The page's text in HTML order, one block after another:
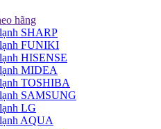
hãng
SHARP
FUNIKI
HISENSE
MIDEA
TOSHIBA
SAMSUNG
LG
AQUA